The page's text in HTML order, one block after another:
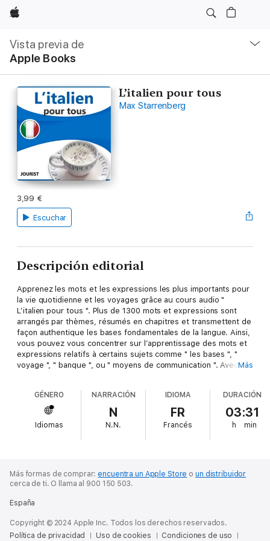
Apple
Vista previa de
Apple Books
local
Abrir
menú
L’italien pour tous
Max Starrenberg
3,99 €
Escuchar
Descripción editorial
Apprenez les mots et les expressions les plus importants pour
la vie quotidienne et les voyages grâce au cours audio "
L’italien pour tous ". Plus de 1300 mots et expressions sont
arrangés par thèmes, résumés en chapitres et transmettent de
façon authentique les bases fondamentales de la langue. Ainsi,
vous pouvez vous concentrer sur l’apprentissage des mots et
expressions relatifs à certains sujets comme " les bases ", "
voyage ", " banque ", ou " moyens de communication ". Avec ce
étrangère et même d’exprimer vos besoins en matière
médicale. De plus, vous recevrez tous les mots et expressions
dans un PDF que vous pourrez ajouter à votre bibliothèque
après achat et que vous pourrez imprimer, plier et emporter
avec vous. Vous apprendrez en vous amusant et vous serez
Lorsque vous achetez ce titre, le fichier PDF qui l'accompagne
sera disponible dans votre confirmation d'achat envoyée par
Más
GÉNERO
Idiomas
NARRACIÓN
N
N.N.
IDIOMA
FR
Francés
DURACIÓN
03:31
h min
Más formas de comprar: encuentra un Apple Store oun distribuidor
cerca de ti. O llama al 900 150 503.
España
Copyright © 2024 Apple Inc. Todos los derechos reservados.
Política de privacidad
Uso de cookies Condiciones de uso